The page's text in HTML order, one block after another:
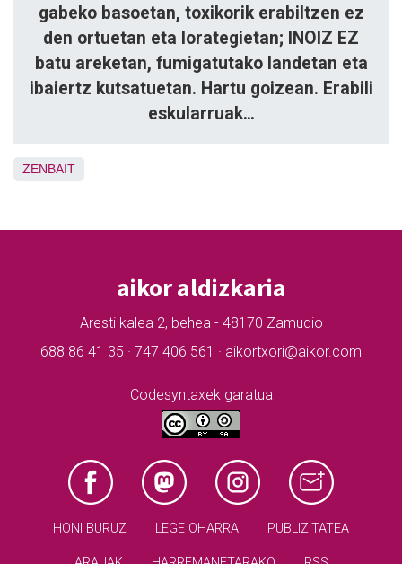
gabeko basoetan, toxikorik erabiltzen ez
den ortuetan eta lo­ra­tegietan; INOIZ EZ
batu areketan, fumigatutako landetan eta
ibaiertz kutsatuetan. Hartu goizean. Erabili
es­kularruak…
ZENBAIT
aikor aldizkaria
Aresti kalea 2, behea - 48170 Zamudio
688 86 41 35 · 747 406 561 · aikortxori@aikor.com
Codesyntaxek garatua
HONI BURUZ LEGE OHARRA PUBLIZITATEA